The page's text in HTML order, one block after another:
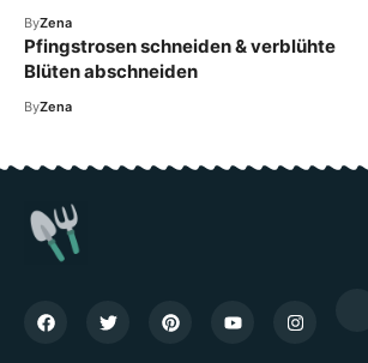
ByZena
Pfingstrosen schneiden & verblühte
Blüten abschneiden
ByZena